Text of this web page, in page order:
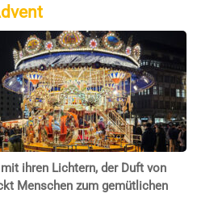
ihren Lichtern, der Duft von
Menschen zum gemütlichen